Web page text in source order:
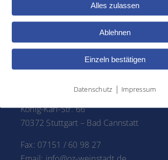
OP-Standort STUTTGART
König-Karl-Str. 66
70372 Stuttgart – Bad Cannstatt
Fax: 07151 / 60 98 27
Alles zulassen
Ablehnen
Einzeln bestätigen
Datenschutz | Impressum